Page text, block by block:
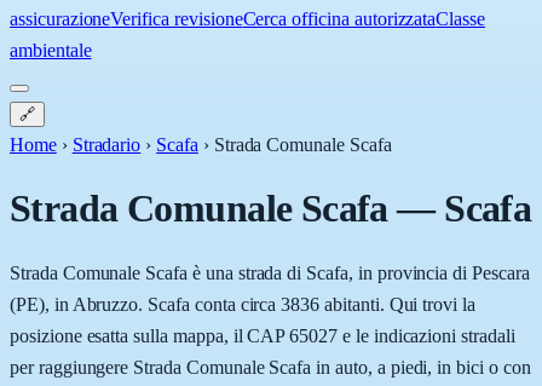
assicurazioneVerifica revisioneCerca officina autorizzataClasse
ambientale
🔗
Home › Stradario › Scafa › Strada Comunale Scafa
Strada Comunale Scafa—Scafa
Strada Comunale Scafa è una strada di Scafa, in provincia di Pescara
(PE), in Abruzzo. Scafa conta circa 3836 abitanti. Qui trovi la
posizione esatta sulla mappa, il CAP 65027 e le indicazioni stradali
per raggiungere Strada Comunale Scafa in auto, a piedi, in bici o con